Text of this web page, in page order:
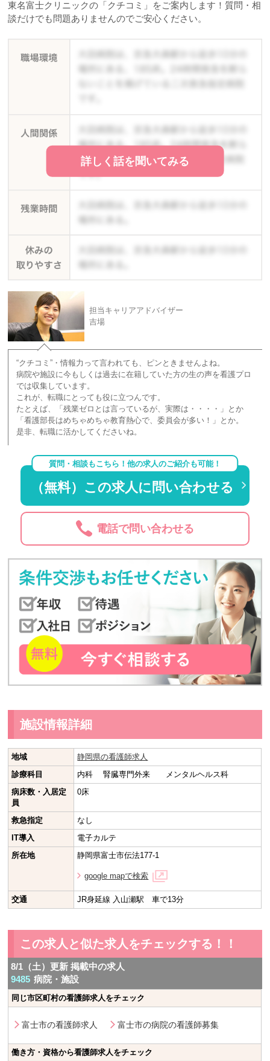
東名富士クリニックの「クチコミ」をご案内します！質問・相
談だけでも問題ありませんのでご安心ください。
詳しく話を聞いてみる
担当キャリアアドバイザー
吉場
“クチコミ”・情報力って言われても、ピンときませんよね。
病院や施設に今もしくは過去に在籍していた方の生の声を看護プロ
では収集しています。
これが、転職にとっても役に立つんです。
たとえば、「残業ゼロとは言っているが、実際は・・・・」とか
「看護部長はめちゃめちゃ教育熱心で、委員会が多い！」とか。
是非、転職に活かしてくださいね。
質問・相談もこちら！他の求人のご紹介も可能！
（無料）この求人に問い合わせる
電話で問い合わせる
施設情報詳細
地域
静岡県の看護師求人
診療科目
内科 腎臓専門外来 メンタルヘルス科
病床数・入居定
員
0床
救急指定
なし
IT導入
電子カルテ
所在地
静岡県富士市伝法177-1
google mapで検索
交通 JR身延線 入山瀬駅 車で13分
この求人と似た求人をチェックする！！
8/1（土）更新 掲載中の求人
9485 病院・施設
同じ市区町村の看護師求人をチェック
富士市の看護師求人 富士市の病院の看護師募集
働き方・資格から看護師求人をチェック